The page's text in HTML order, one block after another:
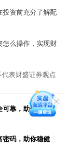
投资前充分了解配
怎么操作，实现财
表财盛证券观点
可靠，助你投资
密码，助你稳健